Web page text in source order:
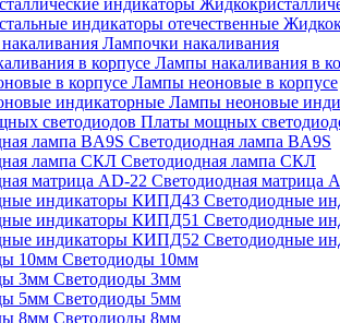
Лампочки накаливания
Лампы накаливания в
Лампы неоновые в корпусе
Лампы неоновые
Платы мощных
Светодиодная лампа BA9S
Светодиодная лампа СКЛ
Светодиодная матрица
Светодиодные
Светодиодные
Светодиодные
Светодиоды 10мм
Светодиоды 3мм
Светодиоды 5мм
Светодиоды 8мм